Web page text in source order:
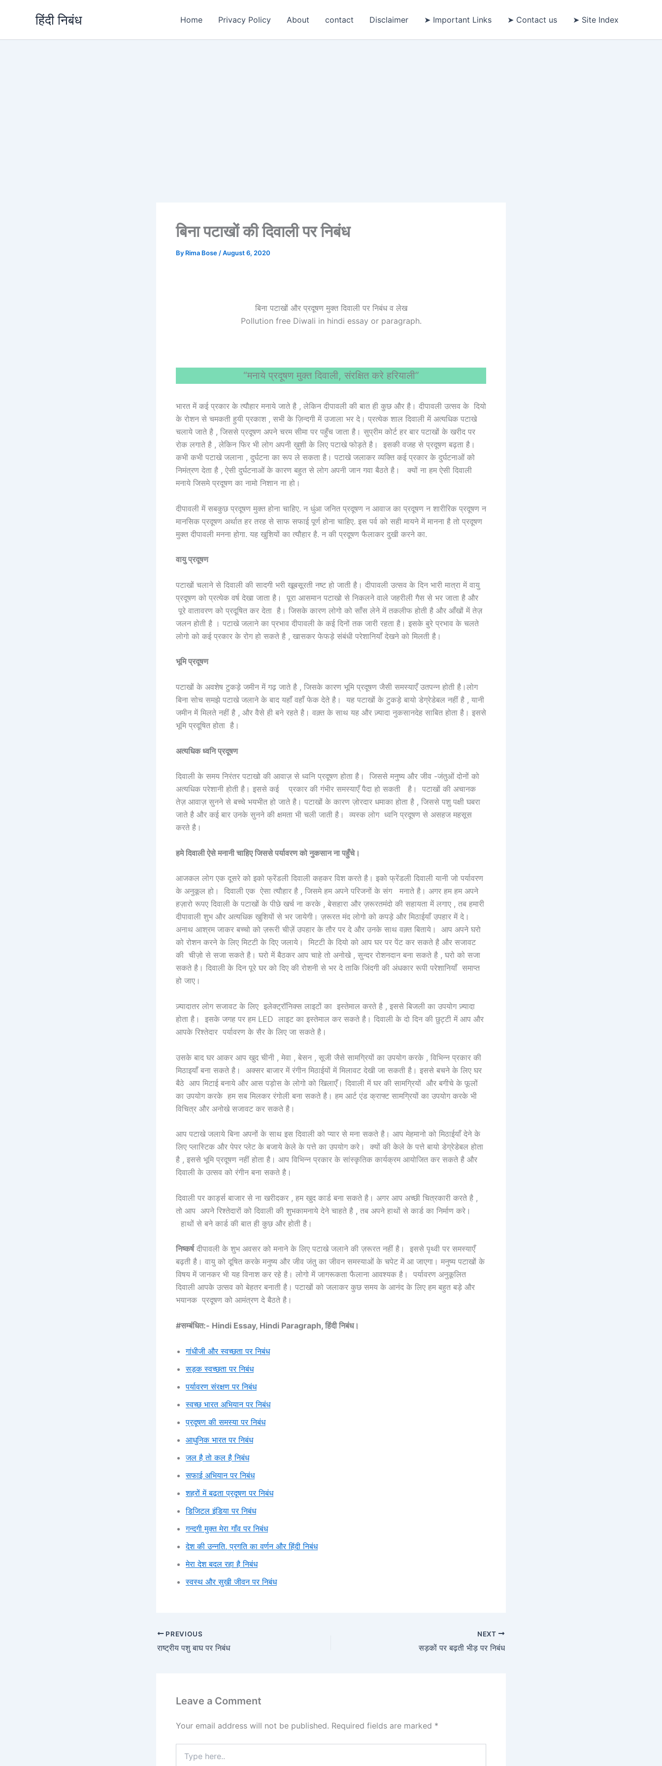
हिंदी निबंध Home Privacy Policy About contact Disclaimer ➤ Important Links ➤ Contact us ➤ Site Index
बिना पटाखों की दिवाली पर निबंध
By Rima Bose /August 6, 2020
बिना पटाखों और प्रदूषण मुक्त दिवाली पर निबंध व लेख
Pollution free Diwali in hindi essay or paragraph.
“मनाये प्रदूषण मुक्त दिवाली, संरक्षित करे हरियाली”
भारत में कई प्रकार के त्यौहार मनाये जाते है , लेकिन दीपावली की बात ही कुछ और है। दीपावली उत्सव के दियो
के रोशन से चमकती हुयी प्रकाश , सभी के ज़िन्दगी में उजाला भर दे। प्रत्येक शाल दिवाली में अत्यधिक पटाखे
चलाये जाते है , जिससे प्रदूषण अपने चरम सीमा पर पहुँच जाता है। सुप्रीम कोर्ट हर बार पटाखों के खरीद पर
रोक लगाते है , लेकिन फिर भी लोग अपनी ख़ुशी के लिए पटाखे फोड़ते है। इसकी वजह से प्रदूषण बढ़ता है।
कभी कभी पटाखे जलाना , दुर्घटना का रूप ले सकता है। पटाखे जलाकर व्यक्ति कई प्रकार के दुर्घटनाओं को
निमंत्रण देता है , ऐसी दुर्घटनाओं के कारण बहुत से लोग अपनी जान गवा बैठते है। क्यों ना हम ऐसी दिवाली
मनाये जिसमे प्रदूषण का नामो निशान ना हो।
दीपावली में सबकुछ प्रदूषण मुक्त होना चाहिए. न धुंआ जनित प्रदूषण न आवाज का प्रदूषण न शारीरिक प्रदूषण न
मानसिक प्रदूषण अर्थात हर तरह से साफ सफाई पूर्ण होना चाहिए. इस पर्व को सही मायने में मानना है तो प्रदूषण
मुक्त दीपावली मनना होगा. यह खुशियों का त्यौहार है. न की प्रदूषण फैलाकर दुखी करने का.
वायु प्रदूषण
पटाखों चलाने से दिवाली की सादगी भरी खूबसूरती नष्ट हो जाती है। दीपावली उत्सव के दिन भारी मात्रा में वायु
प्रदूषण को प्रत्येक वर्ष देखा जाता है। पूरा आसमान पटाखो से निकलने वाले जहरीली गैस से भर जाता है और
पूरे वातावरण को प्रदूषित कर देता है। जिसके कारण लोगो को साँस लेने में तकलीफ होती है और आँखों में तेज़
जलन होती है । पटाखे जलाने का प्रभाव दीपावली के कई दिनों तक जारी रहता है। इसके बुरे प्रभाव के चलते
लोगो को कई प्रकार के रोग हो सकते है , खासकर फेफड़े संबंधी परेशानियाँ देखने को मिलती है।
भूमि प्रदूषण
पटाखों के अवशेष टुकड़े जमीन में गढ़ जाते है , जिसके कारण भूमि प्रदूषण जैसी समस्याएँ उतपन्न होती है।लोग
बिना सोच समझे पटाखे जलाने के बाद यहाँ वहाँ फेक देते है। यह पटाखों के टुकड़े बायो डेग्रेडेबल नहीं है , यानी
जमीन में मिलते नहीं है , और वैसे ही बने रहते है। वक़्त के साथ यह और ज़्यादा नुकसानदेह साबित होता है। इससे
भूमि प्रदूषित होता है।
अत्यधिक ध्वनि प्रदूषण
दिवाली के समय निरंतर पटाखो की आवाज़ से ध्वनि प्रदूषण होता है। जिससे मनुष्य और जीव -जंतुओं दोनों को
अत्यधिक परेशानी होती है। इससे कई प्रकार की गंभीर समस्याएँ पैदा हो सकती है। पटाखों की अचानक
तेज़ आवाज़ सुनने से बच्चे भयभीत हो जाते है। पटाखों के कारण ज़ोरदार धमाका होता है , जिससे पशु पक्षी घबरा
जाते है और कई बार उनके सुनने की क्षमता भी चली जाती है। व्यस्क लोग ध्वनि प्रदूषण से असहज महसूस
करते है।
हमे दिवाली ऐसे मनानी चाहिए जिससे पर्यावरण को नुकसान ना पहुँचे।
आजकल लोग एक दूसरे को इको फ्रेंडली दिवाली कहकर विश करते है। इको फ्रेंडली दिवाली यानी जो पर्यावरण
के अनुकूल हो। दिवाली एक ऐसा त्यौहार है , जिसमे हम अपने परिजनों के संग मनाते है। अगर हम हम अपने
हज़ारो रूपए दिवाली के पटाखों के पीछे खर्च ना करके , बेसहारा और ज़रूरतमंदो की सहायता में लगाए , तब हमारी
दीपावाली शुभ और अत्यधिक खुशियों से भर जायेगी। ज़रूरत मंद लोगो को कपड़े और मिठाईयाँ उपहार में दे।
अनाथ आश्रम जाकर बच्चो को ज़रूरी चीज़ें उपहार के तौर पर दे और उनके साथ वक़्त बिताये। आप अपने घरो
को रोशन करने के लिए मिटटी के दिए जलाये। मिटटी के दियो को आप घर पर पेंट कर सकते है और सजावट
की चीज़ो से सजा सकते है। घरो में बैठकर आप चाहे तो अनोखे , सुन्दर रोशनदान बना सकते है , घरो को सजा
सकते है। दिवाली के दिन पूरे घर को दिए की रोशनी से भर दे ताकि जिंदगी की अंधकार रूपी परेशानियाँ समाप्त
हो जाए।
ज़्यादातर लोग सजावट के लिए इलेक्ट्रॉनिक्स लाइटों का इस्तेमाल करते है , इससे बिजली का उपयोग ज़्यादा
होता है। इसके जगह पर हम LED लाइट का इस्तेमाल कर सकते है। दिवाली के दो दिन की छुट्टी में आप और
आपके रिश्तेदार पर्यावरण के सैर के लिए जा सकते है।
उसके बाद घर आकर आप खुद चीनी , मेवा , बेसन , सूजी जैसे सामग्रियों का उपयोग करके , विभिन्न प्रकार की
मिठाइयाँ बना सकते है। अक्सर बाजार में रंगीन मिठाईयों में मिलावट देखी जा सकती है। इससे बचने के लिए घर
बैठे आप मिटाई बनाये और आस पड़ोस के लोगो को खिलाएँ। दिवाली में घर की सामग्रियों और बगीचे के फूलों
का उपयोग करके हम सब मिलकर रंगोली बना सकते है। हम आर्ट एंड क्राफ्ट सामग्रियों का उपयोग करके भी
विचित्र और अनोखे सजावट कर सकते है।
आप पटाखे जलाये बिना अपनों के साथ इस दिवाली को प्यार से मना सकते है। आप मेहमानो को मिठाईयाँ देने के
लिए प्लास्टिक और पेपर प्लेट के बजाये केले के पत्ते का उपयोग करे। क्यों की केले के पत्ते बायो डेग्रेडेबल होता
है , इससे भूमि प्रदूषण नहीं होता है। आप विभिन्न प्रकार के सांस्कृतिक कार्यक्रम आयोजित कर सकते है और
दिवाली के उत्सव को रंगीन बना सकते है।
दिवाली पर कार्ड्स बाजार से ना खरीदकर , हम खुद कार्ड बना सकते है। अगर आप अच्छी चित्रकारी करते है ,
तो आप अपने रिश्तेदारों को दिवाली की शुभकामनाये देने चाहते है , तब अपने हाथों से कार्ड का निर्माण करे।
हाथों से बने कार्ड की बात ही कुछ और होती है।
निष्कर्षदीपावली के शुभ अवसर को मनाने के लिए पटाखे जलाने की ज़रूरत नहीं है। इससे पृथ्वी पर समस्याएँ
बढ़ती है। वायु को दूषित करके मनुष्य और जीव जंतु का जीवन समस्याओं के चपेट में आ जाएगा। मनुष्य पटाखों के
विषय में जानकर भी यह विनाश कर रहे है। लोगो में जागरूकता फैलाना आवश्यक है। पर्यावरण अनुकूलित
दिवाली आपके उत्सव को बेहतर बनाती है। पटाखों को जलाकर कुछ समय के आनंद के लिए हम बहुत बड़े और
भयानक प्रदूषण को आमंत्रण दे बैठते है।
#सम्बंधित:- Hindi Essay, Hindi Paragraph, हिंदी निबंध।
गांधीजी और स्वच्छता पर निबंध
सड़क स्वच्छता पर निबंध
पर्यावरण संरक्षण पर निबंध
स्वच्छ भारत अभियान पर निबंध
प्रदूषण की समस्या पर निबंध
आधुनिक भारत पर निबंध
जल है तो कल है निबंध
सफाई अभियान पर निबंध
शहरों में बढ़ता प्रदूषण पर निबंध
डिजिटल इंडिया पर निबंध
गन्दगी मुक्त मेरा गाँव पर निबंध
देश की उन्नति, प्रगति का वर्णन और हिंदी निबंध
मेरा देश बदल रहा है निबंध
स्वस्थ और सुखी जीवन पर निबंध
PREVIOUS
राष्ट्रीय पशु बाघ पर निबंध
NEXT
सड़कों पर बढ़ती भीड़ पर निबंध
Leave a Comment
Your email address will not be published. Required fields are marked *
here..